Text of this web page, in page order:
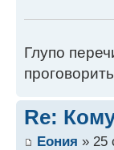
Глупо
Re:
Еония » 25